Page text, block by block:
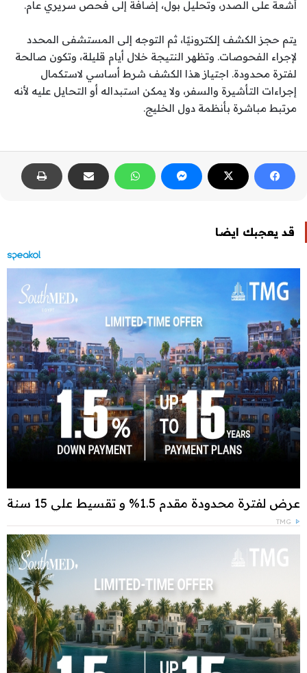
أشعة على الصدر، وتحليل بول، إضافة إلى فحص سريري عام.
يتم حجز الكشف إلكترونيًا، ثم التوجه إلى المستشفى المحدد
لإجراء الفحوصات. وتظهر النتيجة خلال أيام قليلة، وتكون صالحة
لفترة محدودة. اجتياز هذا الكشف شرط أساسي لاستكمال
إجراءات التأشيرة والسفر، ولا يمكن استبداله أو التحايل عليه لأنه
مرتبط مباشرة بأنظمة دول الخليج.
قد يعجبك ايضا
عرض لفترة محدودة مقدم 1.5% و تقسيط علي 15 سنة
TMG